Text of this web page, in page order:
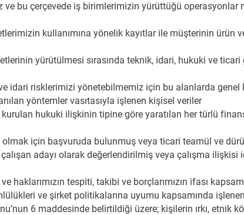
bu çerçevede iş birimlerimizin yürüttüğü operasyonlar
kullanımına yönelik kayıtlar ile müşterinin ürün
yürütülmesi sırasında teknik, idari, hukuki ve
idari risklerimizi yönetebilmemiz için bu alanlarda genel
yöntemler vasıtasıyla işlenen kişisel veriler
hukuki ilişkinin tipine göre yaratılan her türlü
için başvuruda bulunmuş veya ticari teamül ve
adayı olarak değerlendirilmiş veya çalışma
tespiti, takibi ve borçlarımızın ifası
ve şirket politikalarına uyumu kapsamında
6 maddesinde belirtildiği üzere; kişilerin ırkı, etnik